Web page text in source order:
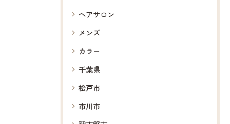
ヘアサロン
メンズ
カラー
千葉県
松戸市
市川市